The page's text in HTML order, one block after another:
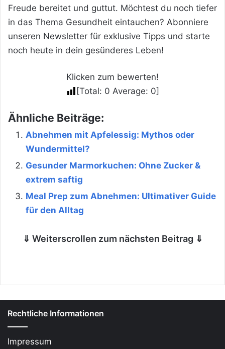
Freude bereitet und guttut. Möchtest du noch tiefer
in das Thema Gesundheit eintauchen? Abonniere
unseren Newsletter für exklusive Tipps und starte
noch heute in dein gesünderes Leben!
Klicken zum bewerten!
[Total: 0 Average: 0]
Ähnliche Beiträge:
Abnehmen mit Apfelessig: Mythos oder
Wundermittel?
Gesunder Marmorkuchen: Ohne Zucker &
extrem saftig
Meal Prep zum Abnehmen: Ultimativer Guide
für den Alltag
⇓ Weiterscrollen zum nächsten Beitrag ⇓
Rechtliche Informationen
Impressum